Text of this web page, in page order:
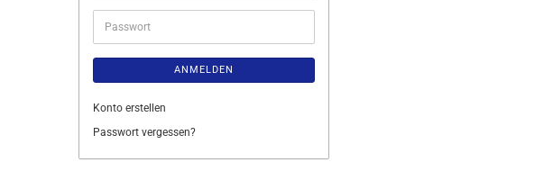
Adresse
Passwort
ANMELDEN
Konto erstellen
Passwort vergessen?